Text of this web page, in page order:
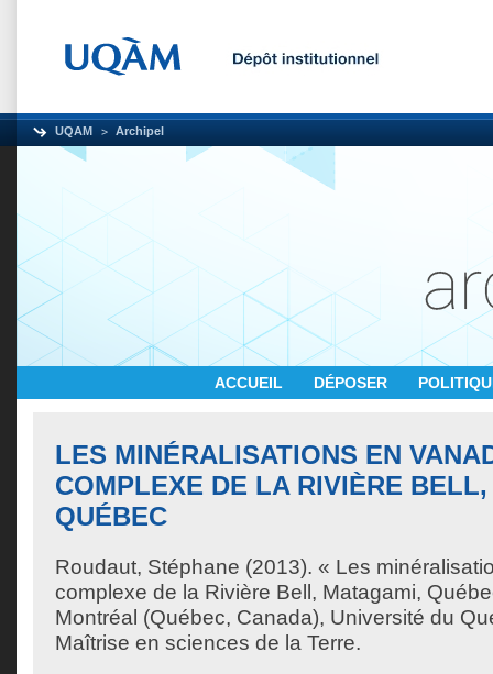
UQAM Archipel
ACCUEIL DÉPOSER
LES MINÉRALISATIONS EN
COMPLEXE DE LA RIVIÈRE
QUÉBEC
Roudaut, Stéphane (2013). « Les
complexe de la Rivière Bell, Matagami,
Montréal (Québec, Canada), Université du
Maîtrise en sciences de la Terre.